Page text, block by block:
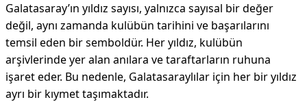
Galatasaray’ın yıldız sayısı, yalnızca sayısal bir değer
değil, aynı zamanda kulübün tarihini ve başarılarını
temsil eden bir semboldür. Her yıldız, kulübün
arşivlerinde yer alan anılara ve taraftarların ruhuna
işaret eder. Bu nedenle, Galatasaraylılar için her bir yıldız
ayrı bir kıymet taşımaktadır.